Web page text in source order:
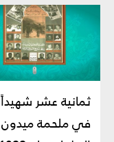
ثمانية عشر شهيداً
في ملحمة ميدون